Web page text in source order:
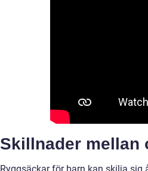
Skillnader mellan
Ryggsäckar för barn kan skilja sig